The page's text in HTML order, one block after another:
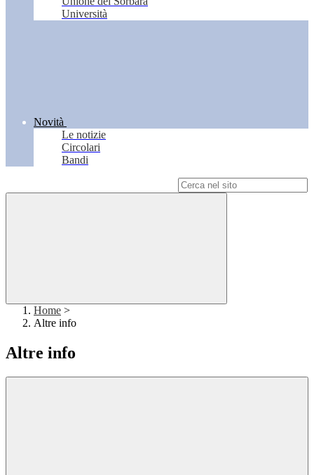
Università
Novità
Le notizie
Circolari
Bandi
Home >
Altre info
Altre info